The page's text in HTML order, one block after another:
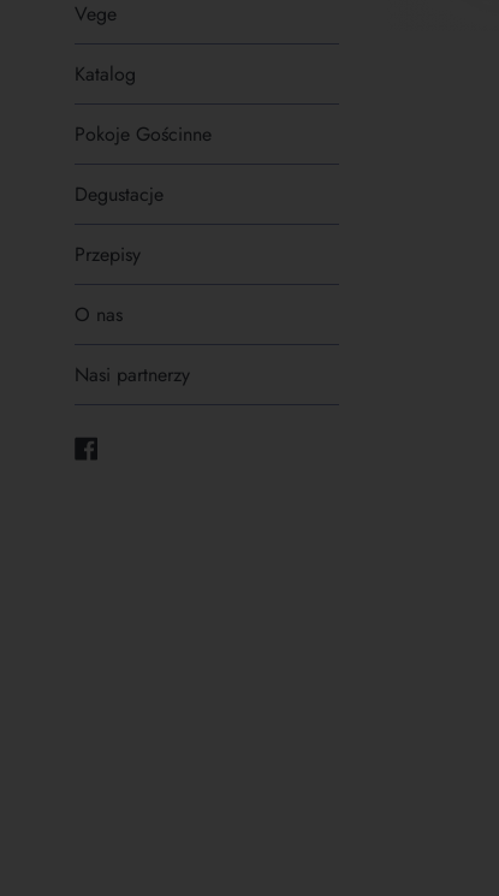
Vege
Katalog
Pokoje Gościnne
Degustacje
Przepisy
O nas
Nasi partnerzy